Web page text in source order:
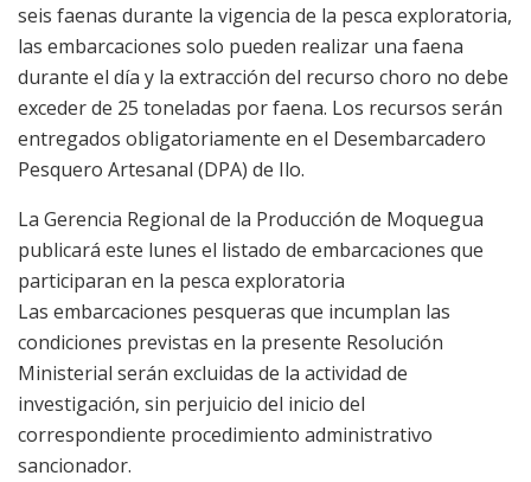
seis faenas durante la vigencia de la pesca exploratoria,
las embarcaciones solo pueden realizar una faena
durante el día y la extracción del recurso choro no debe
exceder de 25 toneladas por faena. Los recursos serán
entregados obligatoriamente en el Desembarcadero
Pesquero Artesanal (DPA) de Ilo.
La Gerencia Regional de la Producción de Moquegua
publicará este lunes el listado de embarcaciones que
participaran en la pesca exploratoria
Las embarcaciones pesqueras que incumplan las
condiciones previstas en la presente Resolución
Ministerial serán excluidas de la actividad de
investigación, sin perjuicio del inicio del
correspondiente procedimiento administrativo
sancionador.